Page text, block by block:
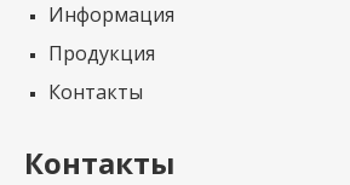
Информация
Продукция
Контакты
Контакты